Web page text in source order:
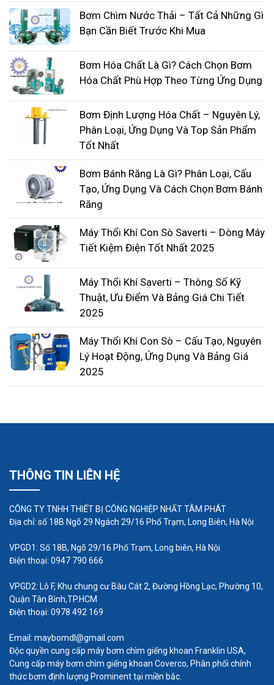
Máy bơm bùn đặc biệt hữu dụng trong công
nghiệp vì có thể bơm được bùn với lưu lượng lớn,
hút hết các chất cặn bã có trong nước thải ô
nhiễm, độc hại, thiết bị còn được sử dụng để hút
bùn hố móng trong các công trình thi công.
Máy khuấy chìm dưới nước
Máy khuấy chìm là thiết bị cần thiết trong xử lý
trong việc khuấy trộn nước thải và tạo môi trường
nước không có cặn bẩn. đồng nhất các thành
phần có trong nước thải và tạo điều kiện thuận lợi
cho vi sinh vật kỵ khí phát triển.
Bể điều hòa: Hòa trộn, điều chỉnh lưu lượng
nước thải nhằm ổn định thành phần, tính chất
nước thải công nghiệp.
Bể kỵ khí: Khuấy đều để bùn và nước thải tiếp
xúc tối ưu. Từ đó làm tăng thời gian giữ nước
trong bể kỵ khí và nâng cao hiệu quả của quá
trình kỵ khí.
Bể thiếu khí: Đẩy nhanh quá trình nitrat hóa.
(hiệu suất lên đến 100% do tiếp xúc tốt giữa
bùn thải độc hại và nước thải công nghiệp),
Bơm Chìm Nước Thải – Tất Cả Những Gì
Bạn Cần Biết Trước Khi Mua
Bơm Hóa Chất Là Gì? Cách Chọn Bơm
Hóa Chất Phù Hợp Theo Từng Ứng Dụng
Bơm Định Lượng Hóa Chất – Nguyên Lý,
Phân Loại, Ứng Dụng Và Top Sản Phẩm
Tốt Nhất
Bơm Bánh Răng Là Gì? Phân Loại, Cấu
Tạo, Ứng Dụng Và Cách Chọn Bơm Bánh
Răng
Máy Thổi Khí Con Sò Saverti – Dòng Máy
Tiết Kiệm Điện Tốt Nhất 2025
Máy Thổi Khí Saverti – Thông Số Kỹ
Thuật, Ưu Điểm Và Bảng Giá Chi Tiết
2025
Máy Thổi Khí Con Sò – Cấu Tạo, Nguyên
Lý Hoạt Động, Ứng Dụng Và Bảng Giá
2025
THÔNG TIN LIÊN HỆ
CÔNG TY TNHH THIẾT BỊ CÔNG NGHIỆP NHẤT TÂM PHÁT
Địa chỉ: số 18B Ngõ 29 Ngách 29/16 Phố Trạm, Long Biên, Hà Nội
VPGD1: Số 18B, Ngõ 29/16 Phố Trạm, Long biên, Hà Nội
Điện thoại: 0947 790 666
VPGD2: Lô F, Khu chung cư Bàu Cát 2, Đường Hồng Lạc, Phường 10,
Quận Tân Bình,TP.HCM
Điện thoại: 0978 492 169
Email: maybomdl@gmail.com
Độc quyền cung cấp máy bơm chìm giếng khoan Franklin USA,
Cung cấp máy bơm chìm giếng khoan Coverco, Phân phối chính
thức bơm định lượng Prominent tại miền bắc.